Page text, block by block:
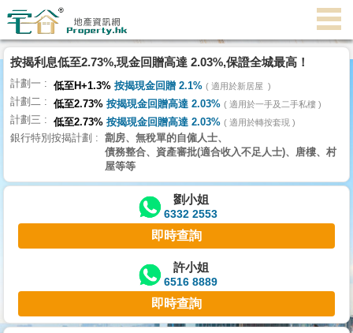
代
理
主
頁
搵
樓/
交
業
主
宅
按揭利息低至2.73%,現金回贈高達 2.03%,保證全城最高！
計劃一 低至H+1.3% 按揭現金回贈 2.1% 適用於新居屋
計劃二 低至2.73% 按揭現金回贈高達 2.03% 適用於一手及二手私樓
計劃三 低至2.73% 按揭現金回贈高達 2.03% 適用於轉按套現
銀行特別按揭計劃
劏房、無稅單的自僱人士、
債務整合、資產審批(適合收入不足人士)、唐樓、村
屋等等
劉小姐
6332 2553
即時查詢
許小姐
6516 8889
即時查詢